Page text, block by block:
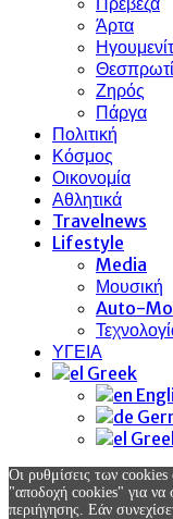
Άρτα
Ζηρός
Πάργα
Πολιτική
Κόσμος
Οικονομία
Αθλητικά
Travelnews
Lifestyle
Media
Μουσική
Auto-
ΥΓΕΙΑ
Greek
Οι ρυθμίσεις των cookies
"αποδοχή cookies" για να
περιήγησης. Εάν